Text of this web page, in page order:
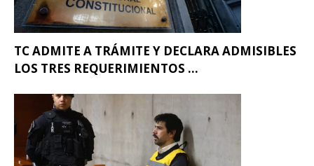
TC ADMITE A TRÁMITE Y DECLARA ADMISIBLES
LOS TRES REQUERIMIENTOS ...